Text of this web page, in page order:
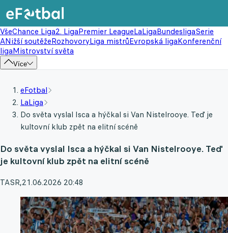
VšeChance Liga2. LigaPremier LeagueLaLigaBundesligaSerie
ANižší soutěžeRozhovoryLiga mistrůEvropská ligaKonferenční
ligaMistrovství světa
Více
eFotbal
LaLiga
Do světa vyslal Isca a hýčkal si Van Nistelrooye. Teď je
kultovní klub zpět na elitní scéně
Do světa vyslal Isca a hýčkal si Van Nistelrooye. Teď
je kultovní klub zpět na elitní scéně
TASR,21.06.2026 20:48